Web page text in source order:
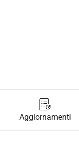
Aggiornamenti